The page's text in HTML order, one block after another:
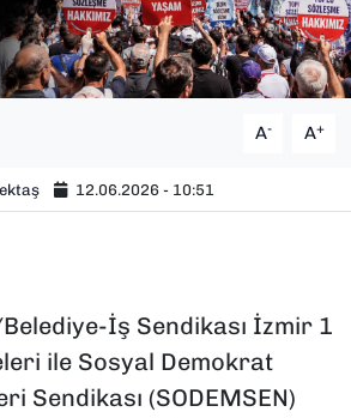
A- A+
12.06.2026 - 10:51
İş Sendikası İzmir 1
ile Sosyal Demokrat
Sendikası (SODEMSEN)